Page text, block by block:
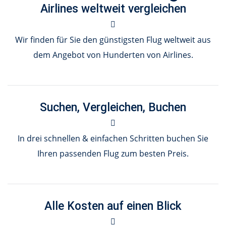
Airlines weltweit vergleichen
Wir finden für Sie den günstigsten Flug weltweit aus
dem Angebot von Hunderten von Airlines.
Suchen, Vergleichen, Buchen
In drei schnellen & einfachen Schritten buchen Sie
Ihren passenden Flug zum besten Preis.
Alle Kosten auf einen Blick